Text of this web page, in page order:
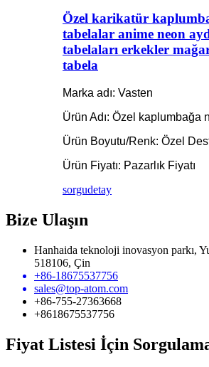
Özel karikatür
tabelalar anime neon
tabelaları erkekler
tabela
Marka adı: Vasten
Ürün Adı: Özel kaplumbağa
Ürün Boyutu/Renk: Özel
Ürün Fiyatı: Pazarlık Fiyatı
sorgudetay
Bize Ulaşın
Hanhaida teknoloji inovasyon parkı,
518106, Çin
+86-18675537756
sales@top-atom.com
+86-755-27363668
+8618675537756
Fiyat Listesi İçin